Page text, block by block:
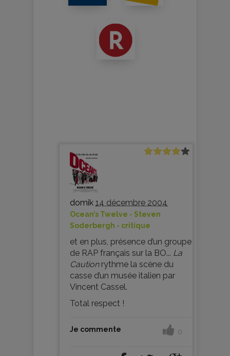
domik 14 décembre 2004
Ocean’s Twelve - Steven
Soderbergh - critique
et en plus, présence d’un groupe
de RAP français sur la BO... La
Cautionrythme la scène du
casse d’un musée italien par
Vincent Cassel.
Total respect !
Je commente 0